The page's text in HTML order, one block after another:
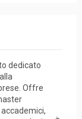
dedicato
Offre